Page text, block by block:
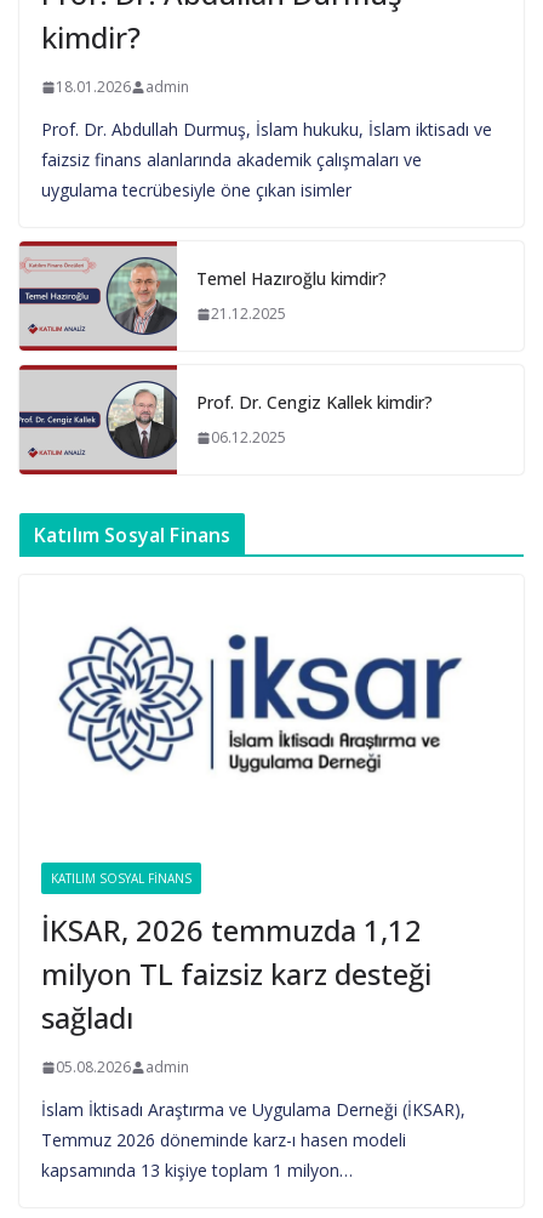
kimdir?
18.01.2026 admin
Prof. Dr. Abdullah Durmuş, İslam hukuku, İslam iktisadı ve
faizsiz finans alanlarında akademik çalışmaları ve
uygulama tecrübesiyle öne çıkan isimler
Temel Hazıroğlu kimdir?
21.12.2025
Prof. Dr. Cengiz Kallek kimdir?
06.12.2025
Katılım Sosyal Finans
KATILIM SOSYAL FINANS
İKSAR, 2026 temmuzda 1,12
milyon TL faizsiz karz desteği
sağladı
05.08.2026 admin
İslam İktisadı Araştırma ve Uygulama Derneği (İKSAR),
Temmuz 2026 döneminde karz-ı hasen modeli
kapsamında 13 kişiye toplam 1 milyon…